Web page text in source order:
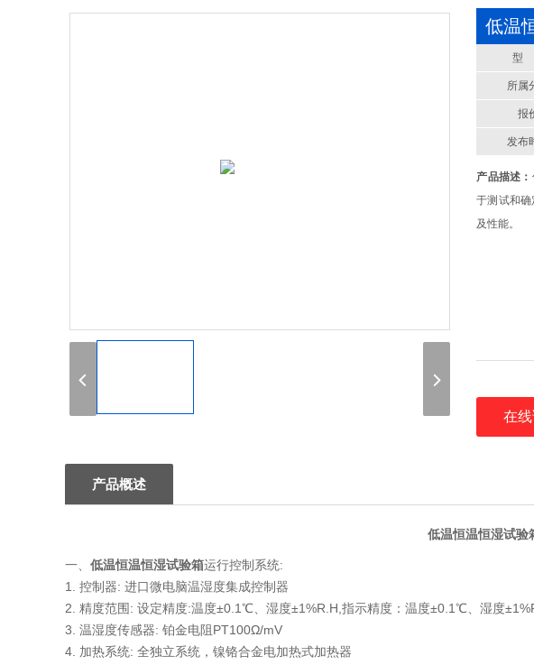
低温
型
所属
报
发布
产品描述：
于测试和
及性能。
在
产品概述
低温恒温恒湿试验
一、 低温恒温恒湿试验箱运行控制系统:
1. 控制器: 进口微电脑温湿度集成控制器
2. 精度范围: 设定精度:温度±0.1℃、湿度±1%R.H,指示精度：温度±0.1℃、湿度
3. 温湿度传感器: 铂金电阻PT100Ω/mV
4. 加热系统: 全独立系统，镍铬合金电加热式加热器